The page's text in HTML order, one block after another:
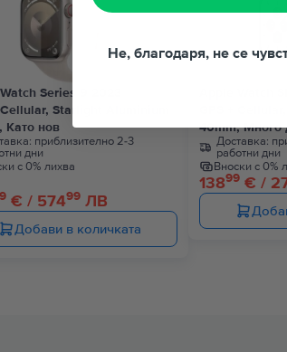
Series 9 2023
Starlight Aluminium
Като нов
приблизително 2-3
дни
с 0% лихва
€ / 57499ЛВ
Добави в количката
40mm, Много
Доставка:
работни дни
Вноски с 0%
13899€ /
Не, благодаря, не се